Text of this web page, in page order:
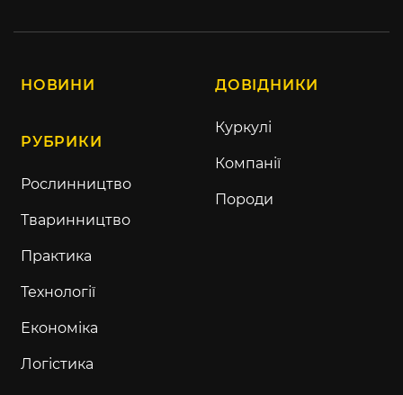
НОВИНИ
РУБРИКИ
Рослинництво
Тваринництво
Практика
Технології
Економіка
Логістика
ДОВІДНИКИ
Куркулі
Компанії
Породи